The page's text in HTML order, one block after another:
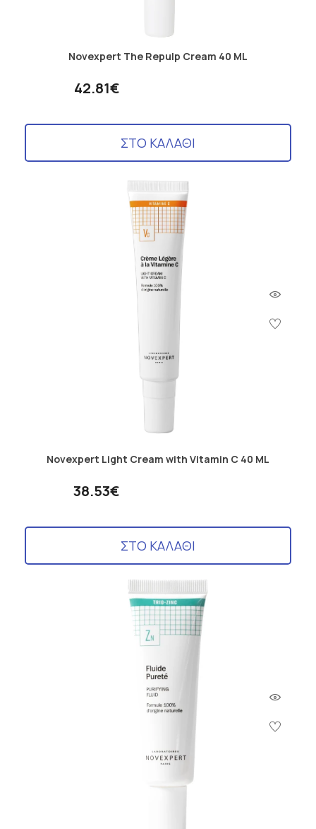
Novexpert The Repulp Cream 40 ML
42.81€
ΣΤΟ ΚΑΛΑΘΙ
Novexpert Light Cream with Vitamin C 40 ML
38.53€
ΣΤΟ ΚΑΛΑΘΙ